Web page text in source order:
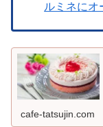
ルミネにオ
cafe-tatsujin.com